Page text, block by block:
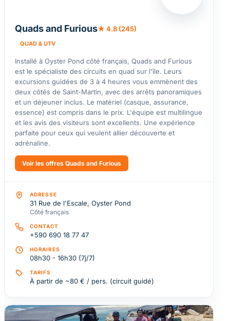
Quads and Furious★ 4.8 (245)
QUAD & UTV
Installé à Oyster Pond côté français, Quads and Furious
est le spécialiste des circuits en quad sur l'île. Leurs
excursions guidées de 3 à 4 heures vous emmènent des
deux côtés de Saint-Martin, avec des arrêts panoramiques
et un déjeuner inclus. Le matériel (casque, assurance,
essence) est compris dans le prix. L'équipe est multilingue
et les avis des visiteurs sont excellents. Une expérience
parfaite pour ceux qui veulent allier découverte et
adrénaline.
Voir les offres Quads and Furious
ADRESSE
31 Rue de l'Escale, Oyster Pond
Côté français
CONTACT
+590 690 18 77 47
HORAIRES
08h30 - 16h30 (7j/7)
TARIFS
À partir de ~80 € / pers. (circuit guidé)